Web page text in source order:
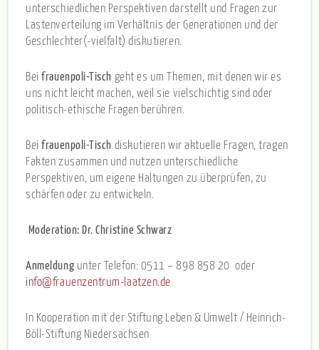
unterschiedlichen Perspektiven darstellt und Fragen zur
Lastenverteilung im Verhältnis der Generationen und der
Geschlechter(-vielfalt) diskutieren.
Beifrauenpoli-Tisch geht es um Themen, mit denen wir es
uns nicht leicht machen, weil sie vielschichtig sind oder
politisch-ethische Fragen berühren.
Beifrauenpoli-Tisch diskutieren wir aktuelle Fragen, tragen
Fakten zusammen und nutzen unterschiedliche
Perspektiven, um eigene Haltungen zu überprüfen, zu
schärfen oder zu entwickeln.
Moderation: Dr. Christine Schwarz
Anmeldung unter Telefon: 0511 – 898 858 20 oder
info@frauenzentrum-laatzen.de
In Kooperation mit der Stiftung Leben & Umwelt / Heinrich-
Böll-Stiftung Niedersachsen